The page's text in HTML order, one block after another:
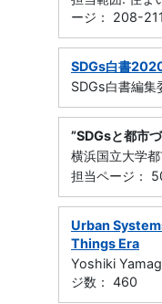
ージ： 208-
SDGs白書
SDGs白書編
”SDGsと都市
横浜国立大学
担当ページ：
Urban
Things Era
Yoshiki
ジ数： 460